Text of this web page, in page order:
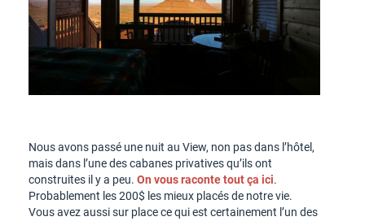
Nous avons passé une nuit au View, non pas dans l’hôtel,
mais dans l’une des cabanes privatives qu’ils ont
construites il y a peu. On vous raconte tout ça ici.
Probablement les 200$ les mieux placés de notre vie.
Vous avez aussi sur place ce qui est certainement l’un des